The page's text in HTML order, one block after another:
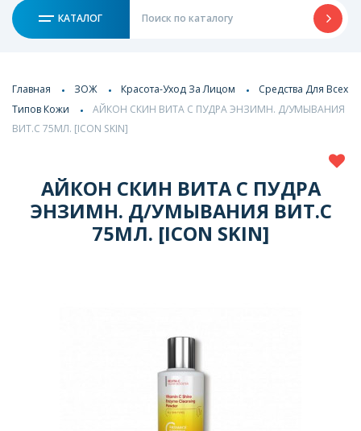
КАТАЛОГ
Главная ЗОЖ Красота-Уход За Лицом
Средства Для Всех
Типов Кожи
АЙКОН СКИН ВИТА С ПУДРА ЭНЗИМН. Д/УМЫВАНИЯ
ВИТ.С 75МЛ. [ICON SKIN]
АЙКОН СКИН ВИТА С ПУДРА
ЭНЗИМН. Д/УМЫВАНИЯ ВИТ.С
75МЛ. [ICON SKIN]